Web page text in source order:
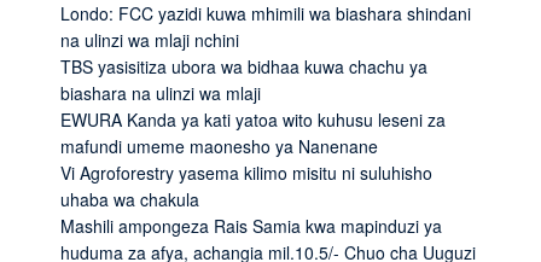
Londo: FCC yazidi kuwa mhimili wa biashara shindani
na ulinzi wa mlaji nchini
TBS yasisitiza ubora wa bidhaa kuwa chachu ya
biashara na ulinzi wa mlaji
EWURA Kanda ya kati yatoa wito kuhusu leseni za
mafundi umeme maonesho ya Nanenane
Vi Agroforestry yasema kilimo misitu ni suluhisho
uhaba wa chakula
Mashili ampongeza Rais Samia kwa mapinduzi ya
huduma za afya, achangia mil.10.5/- Chuo cha Uuguzi